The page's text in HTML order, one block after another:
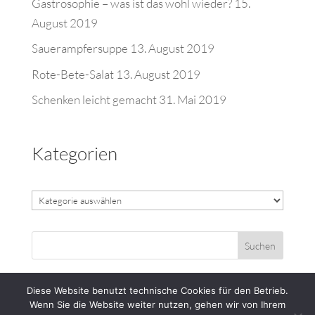
August 2019
Sauerampfersuppe 13. August 2019
Rote-Bete-Salat 13. August 2019
Schenken leicht gemacht 31. Mai 2019
Kategorien
Kategorien
Diese Website benutzt technische Cookies für den Betrieb.
Wenn Sie die Website weiter nutzen, gehen wir von Ihrem